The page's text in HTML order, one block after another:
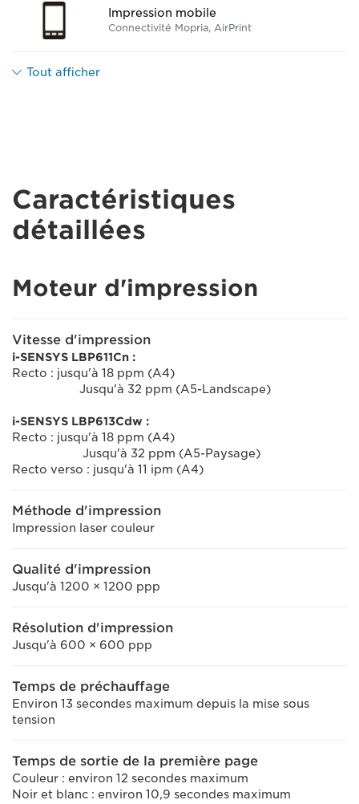
Impression mobile
Connectivité Mopria, AirPrint
Tout afficher
Caractéristiques
détaillées
Moteur d'impression
Vitesse d'impression
i-SENSYS LBP611Cn :
Recto : jusqu'à 18 ppm (A4)
Jusqu'à 32 ppm (A5-Landscape)
i-SENSYS LBP613Cdw :
Recto : jusqu'à 18 ppm (A4)
Jusqu'à 32 ppm (A5-Paysage)
Recto verso : jusqu'à 11 ipm (A4)
Méthode d'impression
Impression laser couleur
Qualité d'impression
Jusqu'à 1200 × 1200 ppp
Résolution d'impression
Jusqu'à 600 × 600 ppp
Temps de préchauffage
Environ 13 secondes maximum depuis la mise sous
tension
Temps de sortie de la première page
Couleur : environ 12 secondes maximum
Noir et blanc : environ 10,9 secondes maximum